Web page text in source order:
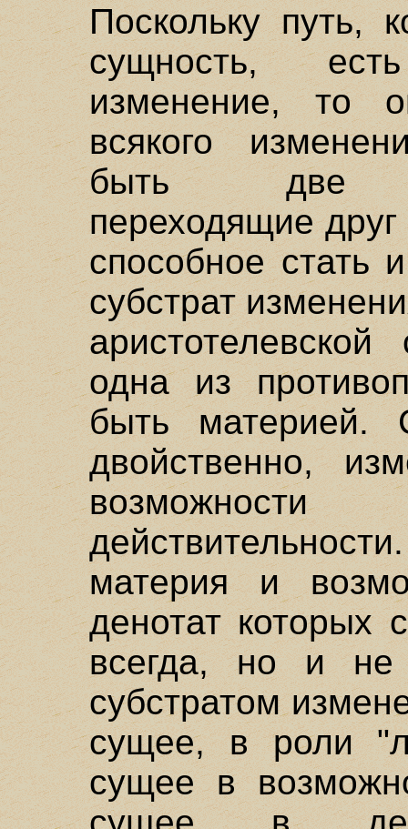
Поскольку путь,
сущность,
изменение, то
всякого
быть две
переходящие друг
способное стать
субстрат
одна из
быть материей.
двойственно,
материя и
денотат которых
всегда, но и не
субстратом
сущее, в роли
сущее в